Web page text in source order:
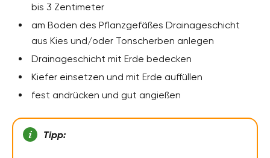
bis 3 Zentimeter
am Boden des Pflanzgefäßes Drainageschicht
aus Kies und/oder Tonscherben anlegen
Drainageschicht mit Erde bedecken
Kiefer einsetzen und mit Erde auffüllen
fest andrücken und gut angießen
Tipp: